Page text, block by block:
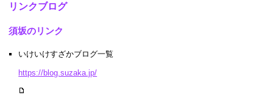
リンクブログ
須坂のリンク
いけいけすざかブログ一覧
https://blog.suzaka.jp/